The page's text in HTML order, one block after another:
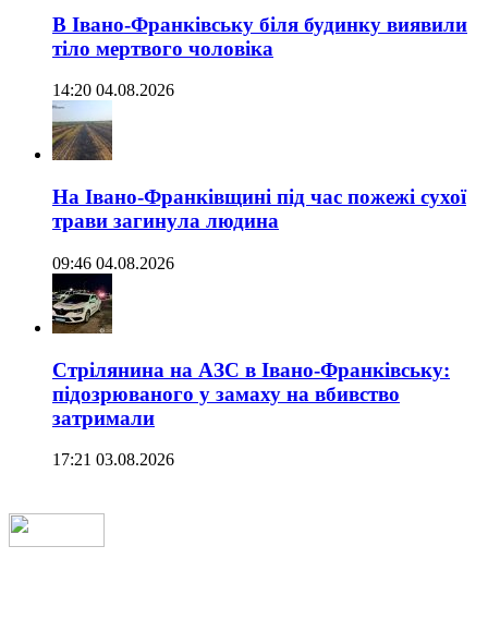
В Івано-Франківську біля будинку виявили
тіло мертвого чоловіка
14:20 04.08.2026
На Івано-Франківщині під час пожежі сухої
трави загинула людина
09:46 04.08.2026
Стрілянина на АЗС в Івано-Франківську:
підозрюваного у замаху на вбивство
затримали
17:21 03.08.2026